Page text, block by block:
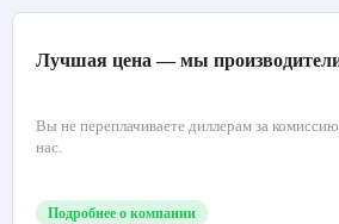
Лучшая цена — мы
Вы не переплачиваете диллерам за
нас.
Подробнее о компании